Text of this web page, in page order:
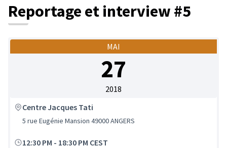
Reportage et interview #5
MAI
27
2018
Centre Jacques Tati
5 rue Eugénie Mansion 49000 ANGERS
12:30 PM - 18:30 PM CEST